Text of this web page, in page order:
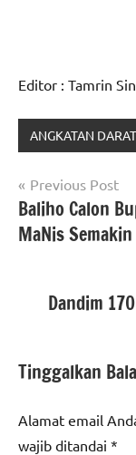
Editor : Tamrin
ANGKATAN DARAT
Navigasi
pos
Previous Post
Baliho Calon
MaNis
Dandim
Tinggalkan
Alamat email
wajib ditandai *